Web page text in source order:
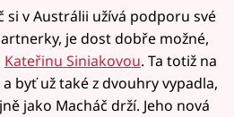
si v Austrálii užívá podporu své
je dost dobře možné,
Kateřinu Siniakovou. Ta totiž na
byť už také z dvouhry vypadla,
jako Macháč drží. Jeho nová